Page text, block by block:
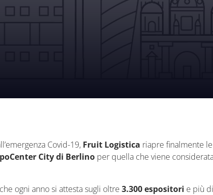
Covid-19, Fruit Logistica riapre finalmente
City di Berlino per quella che viene
ogni anno si attesta sugli oltre 3.300 espositori e più di